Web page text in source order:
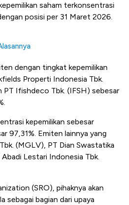
saham terkonsentrasi
posisi per 31 Maret 2026.
dengan tingkat kepemilikan
Properti Indonesia Tbk.
PT Ifishdeco Tbk. (IFSH) sebesar
kepemilikan sebesar
97,31%. Emiten lainnya yang
(MGLV), PT Dian Swastatika
Lestari Indonesia Tbk.
(SRO), pihaknya akan
sebagai bagian dari upaya
Korsel atasi Panas Tanpa AC